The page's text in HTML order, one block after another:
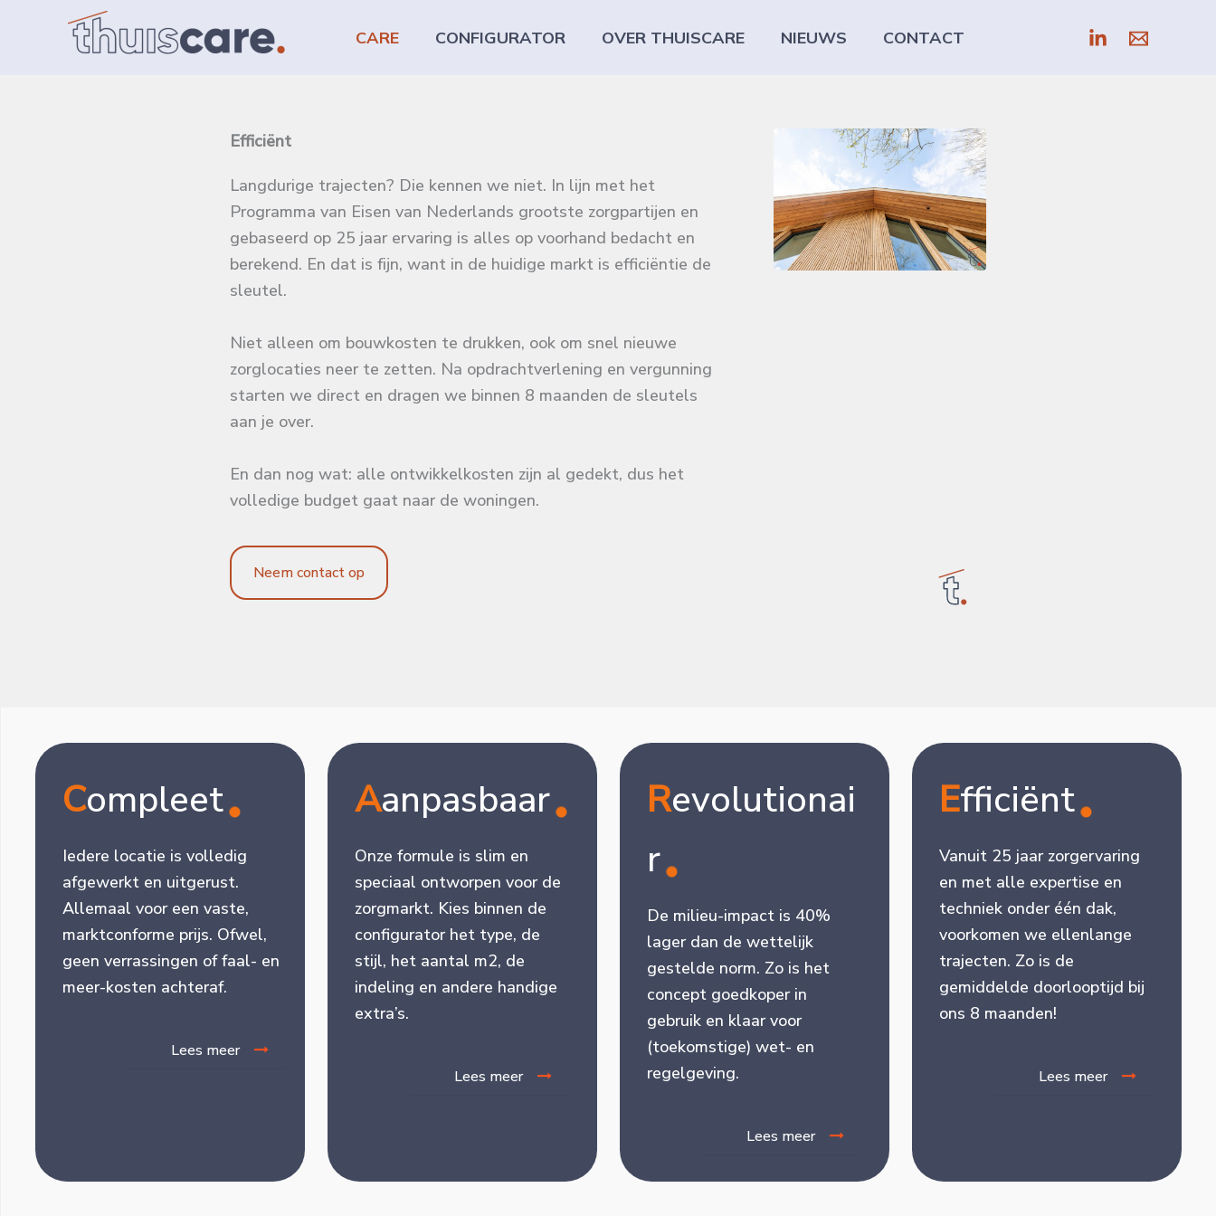
CARE CONFIGURATOR OVER THUISCARE NIEUWS CONTACT
Efficiënt
Langdurige trajecten? Die kennen we niet. In lijn met het
Programma van Eisen van Nederlands grootste zorgpartijen en
gebaseerd op 25 jaar ervaring is alles op voorhand bedacht en
berekend. En dat is fijn, want in de huidige markt is efficiëntie de
sleutel.
Niet alleen om bouwkosten te drukken, ook om snel nieuwe
zorglocaties neer te zetten. Na opdrachtverlening en vergunning
starten we direct en dragen we binnen 8 maanden de sleutels
aan je over.
En dan nog wat: alle ontwikkelkosten zijn al gedekt, dus het
volledige budget gaat naar de woningen.
Neem contact op
Compleet
Iedere locatie is volledig
afgewerkt en uitgerust.
Allemaal voor een vaste,
marktconforme prijs. Ofwel,
geen verrassingen of faal- en
meer-kosten achteraf.
Lees meer
Aanpasbaar
Onze formule is slim en
speciaal ontworpen voor de
zorgmarkt. Kies binnen de
configurator het type, de
stijl, het aantal m2, de
indeling en andere handige
extra’s.
Lees meer
Revolutionai
r
De milieu-impact is 40%
lager dan de wettelijk
gestelde norm. Zo is het
concept goedkoper in
gebruik en klaar voor
(toekomstige) wet- en
regelgeving.
Lees meer
Efficiënt
Vanuit 25 jaar zorgervaring
en met alle expertise en
techniek onder één dak,
voorkomen we ellenlange
trajecten. Zo is de
gemiddelde doorlooptijd bij
ons 8 maanden!
Lees meer